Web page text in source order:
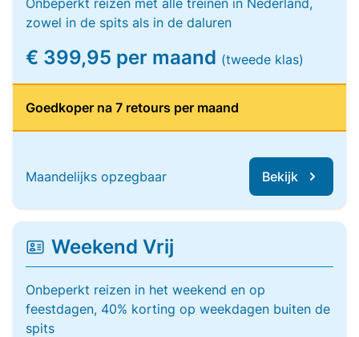
Onbeperkt reizen met alle treinen in Nederland,
zowel in de spits als in de daluren
€ 399,95 per maand (tweede klas)
Goedkoper na 7 retours per maand
Maandelijks opzegbaar Bekijk
Weekend Vrij
Onbeperkt reizen in het weekend en op
feestdagen, 40% korting op weekdagen buiten de
spits